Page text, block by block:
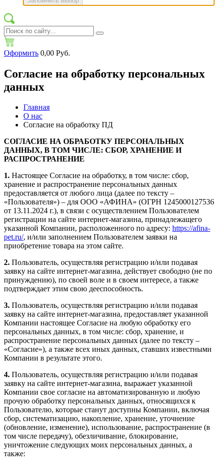
Оформить 0,00 Руб.
Согласие на обработку персональных
данных
Главная
О нас
Согласие на обработку ПД
СОГЛАСИЕ НА ОБРАБОТКУ ПЕРСОНАЛЬНЫХ
ДАННЫХ, В ТОМ ЧИСЛЕ: СБОР, ХРАНЕНИЕ И
РАСПРОСТРАНЕНИЕ
1. Настоящее Согласие на обработку, в том числе: сбор,
хранение и распространение персональных данных
предоставляется от любого лица (далее по тексту –
«Пользователя») – для ООО «АФИНА» (ОГРН 1245000127536
от 13.11.2024 г.), в связи с осуществлением Пользователем
регистрации на сайте интернет-магазина, принадлежащего
указанной Компании, расположенного по адресу: https://afina-
pet.ru/, и/или заполнением Пользователем заявки на
приобретение товара на этом сайте.
2. Пользователь, осуществляя регистрацию и/или подавая
заявку на сайте интернет-магазина, действует свободно (не по
принуждению), по своей воле и в своем интересе, а также
подтверждает этим свою дееспособность.
3. Пользователь, осуществляя регистрацию и/или подавая
заявку на сайте интернет-магазина, предоставляет указанной
Компании настоящее Согласие на любую обработку его
персональных данных, в том числе: сбор, хранение, и
распространение персональных данных (далее по тексту –
«Согласие»), а также всех иных данных, ставших известными
Компании в результате этого.
4. Пользователь, осуществляя регистрацию и/или подавая
заявку на сайте интернет-магазина, выражает указанной
Компании свое согласие на автоматизированную и любую
прочую обработку персональных данных, относящихся к
Пользователю, которые станут доступны Компании, включая
сбор, систематизацию, накопление, хранение, уточнение
(обновление, изменение), использование, распространение (в
том числе передачу), обезличивание, блокирование,
уничтожение следующих моих персональных данных, а
также: